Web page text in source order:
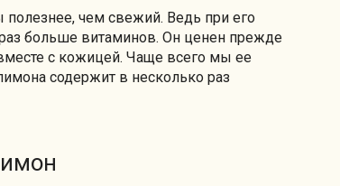
полезнее, чем свежий. Ведь при его
больше витаминов. Он ценен прежде
с кожицей. Чаще всего мы ее
содержит в несколько раз